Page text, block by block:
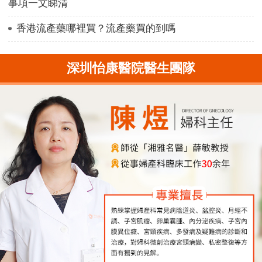
事項一文睇清
香港流產藥哪裡買？流產藥買的到嗎
深圳怡康醫院醫生團隊